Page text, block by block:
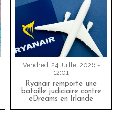
Vendredi 24 Juillet 2026 -
12:01
Ryanair remporte une
bataille judiciaire contre
eDreams en Irlande